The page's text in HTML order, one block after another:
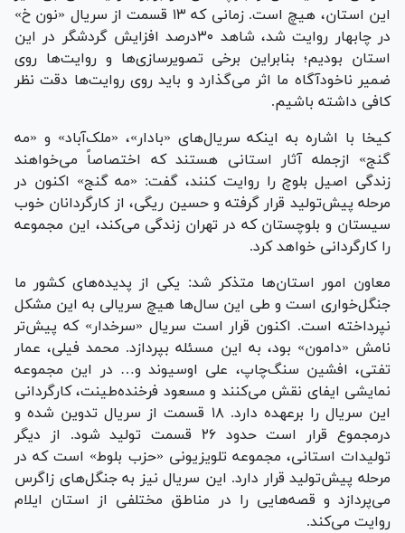
این استان، هیچ است. زمانی که ۱۳ قسمت از سریال «نون خ»
در چابهار روایت شد، شاهد ۳۰درصد افزایش گردشگر در این
استان بودیم؛ بنابراین برخی تصویرسازی‌ها و روایت‌ها روی
ضمیر ناخودآگاه ما اثر می‌گذارد و باید روی روایت‌ها دقت نظر
کافی داشته باشیم.
کیخا با اشاره به اینکه سریال‌های «بادار»، «ملک‌آباد» و «مه
گنج» ازجمله آثار استانی هستند که اختصاصاً می‌خواهند
زندگی اصیل بلوچ را روایت کنند، گفت: «مه گنج» اکنون در
مرحله پیش‌تولید قرار گرفته و حسین ریگی، از کارگردانان خوب
سیستان و بلوچستان که در تهران زندگی می‌کند، این مجموعه
را کارگردانی خواهد کرد.
معاون امور استان‌ها متذکر شد: یکی از پدیده‌های کشور ما
جنگل‌خواری است و طی این سال‌ها هیچ سریالی به این مشکل
نپرداخته است. اکنون قرار است سریال «سرخدار» که پیش‌تر
نامش «دامون» بود، به این مسئله بپردازد. محمد فیلی، عمار
تفتی، افشین سنگ‌چاپ، علی اوسیوند و… در این مجموعه
نمایشی ایفای نقش می‌کنند و مسعود فرخنده‌طینت، کارگردانی
این سریال را برعهده دارد. ۱۸ قسمت از سریال تدوین شده و
درمجموع قرار است حدود ۲۶ قسمت تولید شود. از دیگر
تولیدات استانی، مجموعه تلویزیونی «حزب بلوط» است که در
مرحله پیش‌تولید قرار دارد. این سریال نیز به جنگل‌های زاگرس
می‌پردازد و قصه‌هایی را در مناطق مختلفی از استان ایلام
روایت می‌کند.